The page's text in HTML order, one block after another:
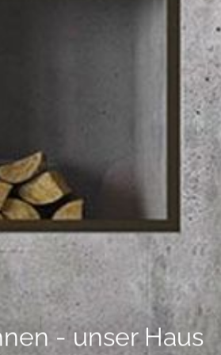
- unser Haus